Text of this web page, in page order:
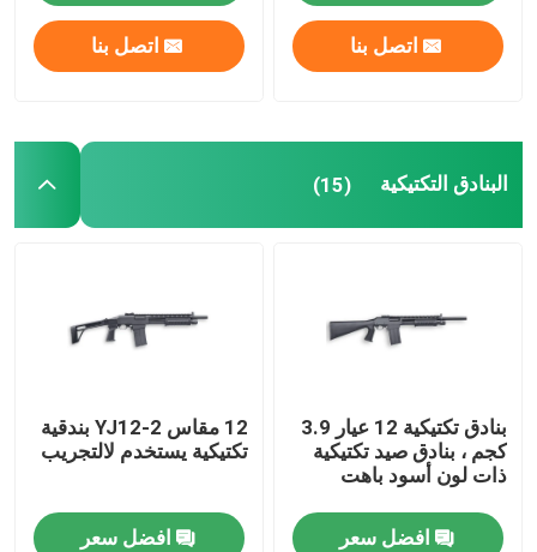
بنادق العمل بمضخة
البنادق التكتيكية
بنادق بولت أكشن
اتصل بنا اتصل بنا
البنادق التكتيكية (15)
بنادق تكتيكية 12 عيار 3.9
كجم ، بنادق صيد تكتيكية
ذات لون أسود باهت
افضل سعر
12 مقاس YJ12-2 بندقية
تكتيكية يستخدم لالتجريب
افضل سعر